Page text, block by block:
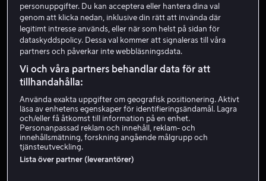
Evan Rosado
personuppgifter. Du kan acceptera eller hantera dina val
genom att klicka nedan, inklusive din rätt att invända där
legitimt intresse används, eller när som helst på sidan för
dataskyddspolicy. Dessa val kommer att signaleras till våra
partners och påverkar inte webbläsningsdata.
Vi och våra partners behandlar data för att
tillhandahålla:
Använda exakta uppgifter om geografisk positionering. Aktivt
läsa av enhetens egenskaper för identifieringsändamål. Lagra
och/eller få åtkomst till information på en enhet.
Personanpassad reklam och innehåll, reklam- och
innehållsmätning, forskning angående målgrupp och
tjänsteutveckling.
Lista över partner (leverantörer)